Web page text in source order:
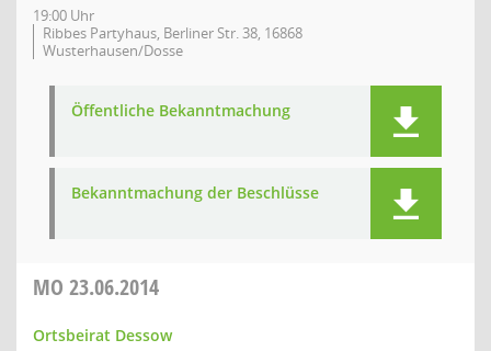
19:00 Uhr
Ribbes Partyhaus, Berliner Str. 38, 16868
Wusterhausen/Dosse
Öffentliche Bekanntmachung
Bekanntmachung der Beschlüsse
MO 23.06.2014
Ortsbeirat Dessow